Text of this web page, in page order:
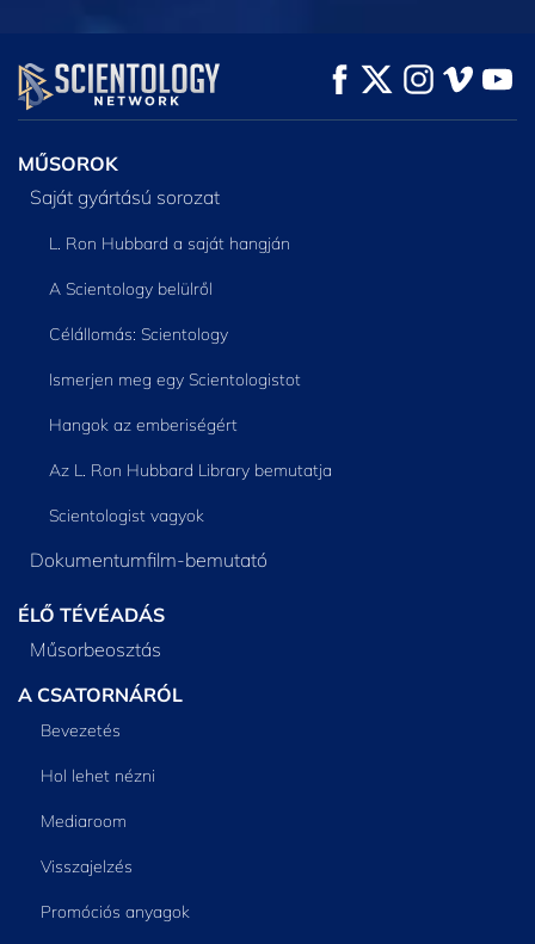
MŰSOROK
Saját gyártású sorozat
L. Ron Hubbard a saját hangján
A Scientology belülről
Célállomás: Scientology
Ismerjen meg egy Scientologistot
Hangok az emberiségért
Az L. Ron Hubbard Library bemutatja
Scientologist vagyok
Dokumentumfilm-bemutató
ÉLŐ TÉVÉADÁS
Műsorbeosztás
A CSATORNÁRÓL
Bevezetés
Hol lehet nézni
Mediaroom
Visszajelzés
Promóciós anyagok